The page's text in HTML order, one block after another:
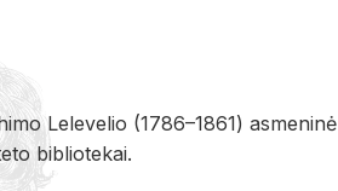
Le­le­ve­lio (1786–1861) as­me­ni­nė
bi­b­lio­te­kai.